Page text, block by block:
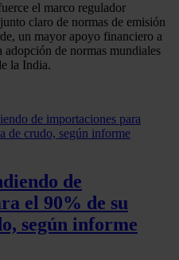
el marco regulador
claro de normas de emisión
un mayor apoyo financiero a
de normas mundiales
la India.
de
el 90% de su
según informe